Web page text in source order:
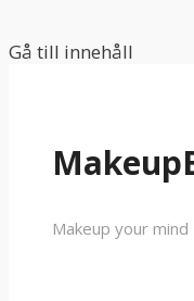
Gå till innehåll
Makeup your mind